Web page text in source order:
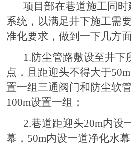
项目部在巷道施工同
系统，以满足井下施工需
准化要求，做到一下几方面
1.防尘管路敷设至井下
点，且距迎头不得大于
置一组三通阀门和防尘软
100m设置一组；
2.巷道距迎头20m内设
幕，50m内设一道净化水幕